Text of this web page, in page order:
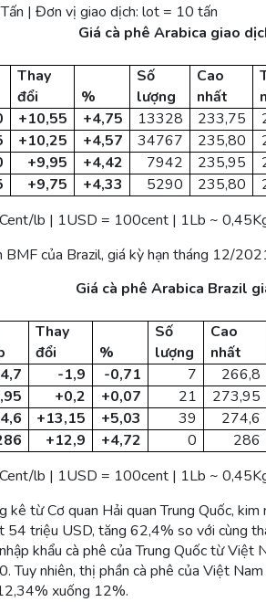
| Đơn vị giao dịch: lot = 10 tấn
Giá cà phê Arabica giao
Thay
đổi
%
Số
lượng
Cao
nhất
+10,55 +4,75 13328 233,75
+10,25 +4,57 34767 235,80
+9,95 +4,42 7942 235,95
+9,75 +4,33 5290 235,80
lb | 1USD = 100cent | 1Lb ~
BMF của Brazil, giá kỳ hạn tháng 12/
Giá cà phê Arabica Brazil
Thay
đổi
%
Số
lượng
Cao
nhất
-1,9 -0,71 7 266,8
+0,2 +0,07 21 273,95
+13,15 +5,03 39 274,6
+12,9 +4,72 0 286
lb | 1USD = 100cent | 1Lb ~
kê từ Cơ quan Hải quan Trung Quốc,
triệu USD, tăng 62,4% so với cùng
khẩu cà phê của Trung Quốc từ
Tuy nhiên, thị phần cà phê của Việt
xuống 12%.